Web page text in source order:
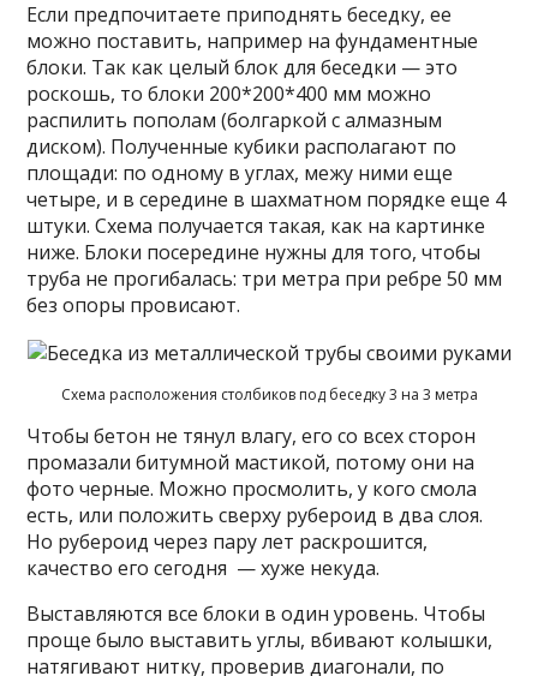
Если предпочитаете приподнять беседку, ее
можно поставить, например на фундаментные
блоки. Так как целый блок для беседки — это
роскошь, то блоки 200*200*400 мм можно
распилить пополам (болгаркой с алмазным
диском). Полученные кубики располагают по
площади: по одному в углах, межу ними еще
четыре, и в середине в шахматном порядке еще 4
штуки. Схема получается такая, как на картинке
ниже. Блоки посередине нужны для того, чтобы
труба не прогибалась: три метра при ребре 50 мм
без опоры провисают.
Схема расположения столбиков под беседку 3 на 3 метра
Чтобы бетон не тянул влагу, его со всех сторон
промазали битумной мастикой, потому они на
фото черные. Можно просмолить, у кого смола
есть, или положить сверху рубероид в два слоя.
Но рубероид через пару лет раскрошится,
качество его сегодня — хуже некуда.
Выставляются все блоки в один уровень. Чтобы
проще было выставить углы, вбивают колышки,
натягивают нитку, проверив диагонали, по